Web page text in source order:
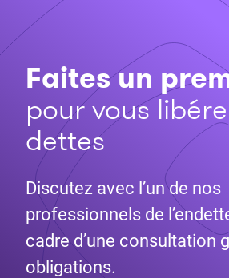
Faites un
pour vous
dettes
Discutez avec l’un de nos
professionnels de
cadre d’une consultation
obligations.